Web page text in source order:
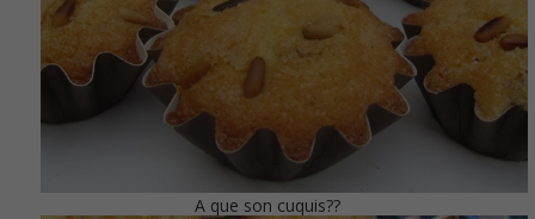
A que son cuquis??